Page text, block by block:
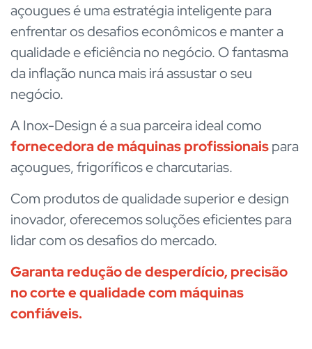
açougues é uma estratégia inteligente para
enfrentar os desafios econômicos e manter a
qualidade e eficiência no negócio. O fantasma
da inflação nunca mais irá assustar o seu
negócio.
A Inox-Design é a sua parceira ideal como
fornecedora de máquinas profissionaispara
açougues, frigoríficos e charcutarias.
Com produtos de qualidade superior e design
inovador, oferecemos soluções eficientes para
lidar com os desafios do mercado.
Garanta redução de desperdício, precisão
no corte e qualidade com máquinas
confiáveis.